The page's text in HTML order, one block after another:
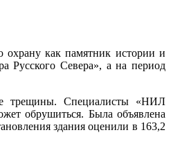
охрану как памятник истории и
Русского Севера», а на период
трещины. Специалисты «НИЛ
обрушиться. Была объявлена
здания оценили в 163,2